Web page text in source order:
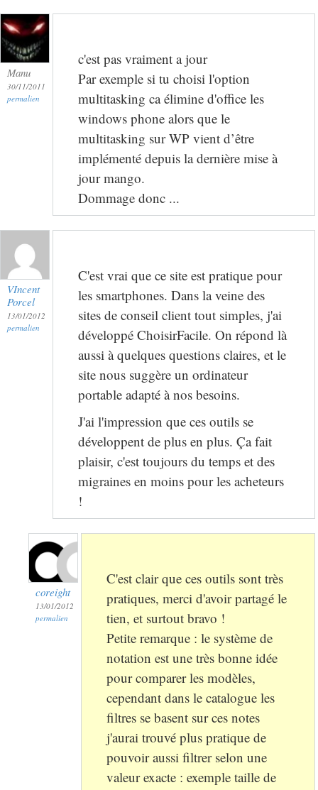
Manu
30/11/2011
permalien
c'est pas vraiment a jour
Par exemple si tu choisi l'option
multitasking ca élimine d'office les
windows phone alors que le
multitasking sur WP vient d’être
implémenté depuis la dernière mise à
jour mango.
Dommage donc ...
VIncent
Porcel
13/01/2012
permalien
C'est vrai que ce site est pratique pour
les smartphones. Dans la veine des
sites de conseil client tout simples, j'ai
développé ChoisirFacile. On répond là
aussi à quelques questions claires, et le
site nous suggère un ordinateur
portable adapté à nos besoins.
J'ai l'impression que ces outils se
développent de plus en plus. Ça fait
plaisir, c'est toujours du temps et des
migraines en moins pour les acheteurs
!
coreight
13/01/2012
permalien
C'est clair que ces outils sont très
pratiques, merci d'avoir partagé le
tien, et surtout bravo !
Petite remarque : le système de
notation est une très bonne idée
pour comparer les modèles,
cependant dans le catalogue les
filtres se basent sur ces notes
j'aurai trouvé plus pratique de
pouvoir aussi filtrer selon une
valeur exacte : exemple taille de